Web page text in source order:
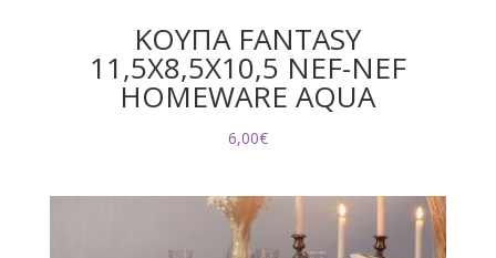
ΚΟΥΠΑ FANTASY
11,5X8,5X10,5 NEF-NEF
HOMEWARE AQUA
6,00€